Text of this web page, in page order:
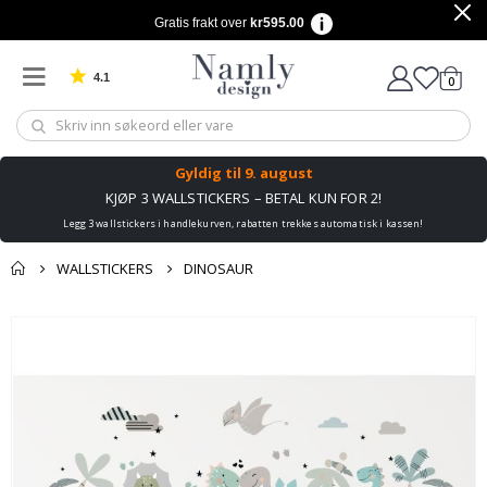
Gratis frakt over kr595.00
4.1 Basert på 1032 stemmer 0varer
Gyldig til 9. august
KJØP 3 WALLSTICKERS – BETAL KUN FOR 2!
Legg 3 wallstickers i handlekurven, rabatten trekkes automatisk i kassen!
WALLSTICKERS DINOSAUR